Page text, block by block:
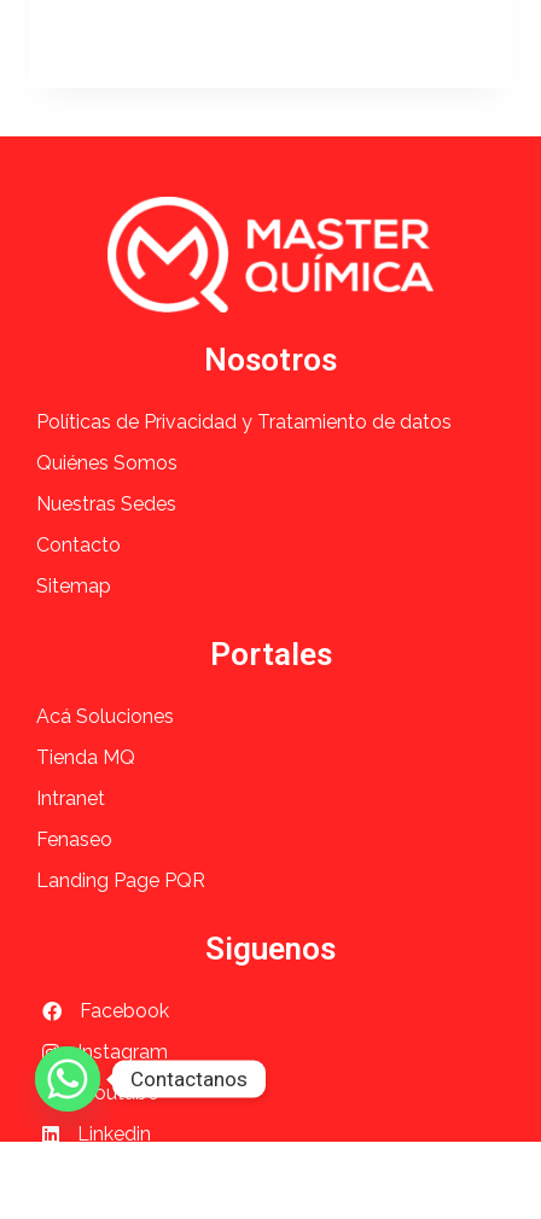
Nosotros
Políticas de Privacidad y Tratamiento de datos
Quiénes Somos
Nuestras Sedes
Contacto
Sitemap
Portales
Acá Soluciones
Tienda MQ
Intranet
Fenaseo
Landing Page PQR
Siguenos
Facebook
Instagram
Youtube
Linkedin
Contactanos